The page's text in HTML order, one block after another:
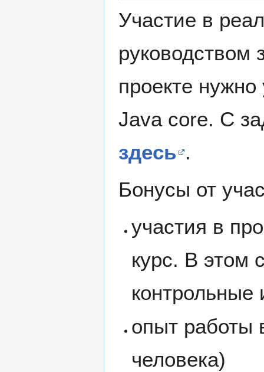
Участие в
руководством
проекте нужно
Java core. С
здесь .
Бонусы от
участия в
курс. В этом
опыт работы
человека)